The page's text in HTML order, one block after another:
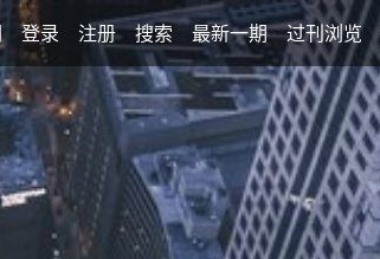
登录 注册 搜索 最新一期 过刊浏览